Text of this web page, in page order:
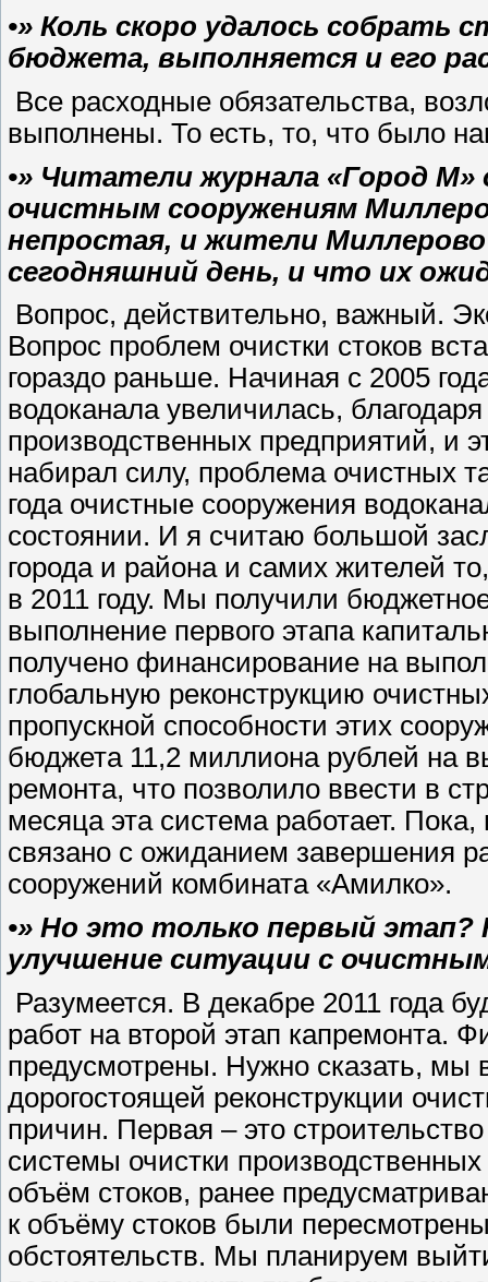
•» Коль скоро удалось собрать
бюджета, выполняется и его
Все расходные обязательства,
выполнены. То есть, то, что было
•» Читатели журнала «Город
очистным сооружениям
непростая, и жители
сегодняшний день, и что их
Вопрос, действительно, важный.
Вопрос проблем очистки стоков
гораздо раньше. Начиная с 2005
водоканала увеличилась,
производственных предприятий, и
набирал силу, проблема очистных
года очистные сооружения
состоянии. И я считаю большой
города и района и самих жителей
в 2011 году. Мы получили
выполнение первого этапа
получено финансирование на
глобальную реконструкцию
пропускной способности этих
бюджета 11,2 миллиона рублей на
ремонта, что позволило ввести в
месяца эта система работает.
связано с ожиданием завершения
сооружений комбината «Амилко».
•» Но это только первый
улучшение ситуации с
Разумеется. В декабре 2011 года
работ на второй этап капремонта.
предусмотрены. Нужно сказать, мы
дорогостоящей реконструкции
причин. Первая – это
системы очистки
объём стоков, ранее
к объёму стоков были
обстоятельств. Мы планируем